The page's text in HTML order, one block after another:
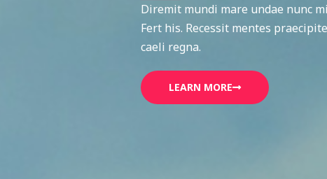
Diremit mundi mare undae nunc
Fert his. Recessit mentes
caeli regna.
LEARN MORE